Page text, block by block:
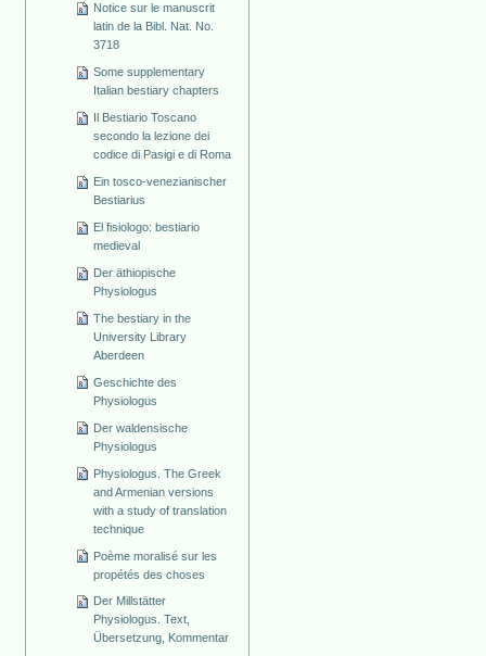
Notice sur le manuscrit
latin de la Bibl. Nat. No.
3718
Some supplementary
Italian bestiary chapters
Il Bestiario Toscano
secondo la lezione dei
codice di Pasigi e di Roma
Ein tosco-venezianischer
Bestiarius
El fisiologo: bestiario
medieval
Der äthiopische
Physiologus
The bestiary in the
University Library
Aberdeen
Geschichte des
Physiologus
Der waldensische
Physiologus
Physiologus. The Greek
and Armenian versions
with a study of translation
technique
Poème moralisé sur les
propétés des choses
Der Millstätter
Physiologus. Text,
Übersetzung, Kommentar